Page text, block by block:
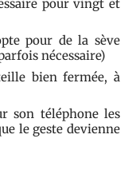
pour vingt et
pour de la sève
nécessaire)
bien fermée, à
son téléphone les
le geste devienne